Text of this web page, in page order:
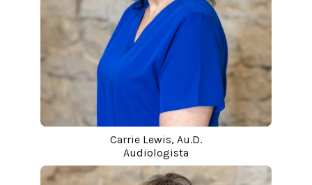
Carrie Lewis, Au.D.
Audiologista